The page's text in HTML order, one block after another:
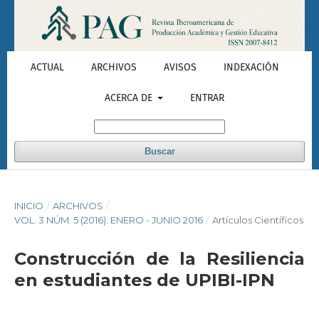
ACTUAL ARCHIVOS AVISOS INDEXACIÓN
ACERCA DE ENTRAR
Buscar
INICIO / ARCHIVOS /
VOL. 3 NÚM. 5 (2016): ENERO - JUNIO 2016 / Artículos Científicos
Construcción de la Resiliencia
en estudiantes de UPIBI-IPN